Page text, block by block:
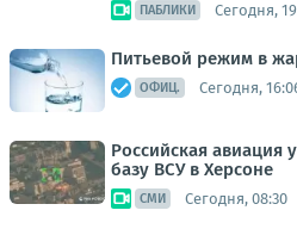
ПАБЛИКИ Сегодня,
Питьевой режим в
ОФИЦ. Сегодня,
Российская авиация
базу ВСУ в Херсоне
СМИ Сегодня, 08:30